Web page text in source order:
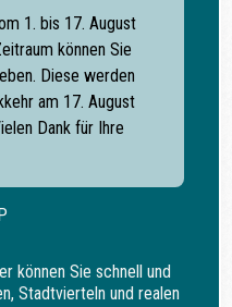
1. bis 17. August
können Sie
Diese werden
am 17. August
Dank für Ihre
können Sie schnell und
Stadtvierteln und realen